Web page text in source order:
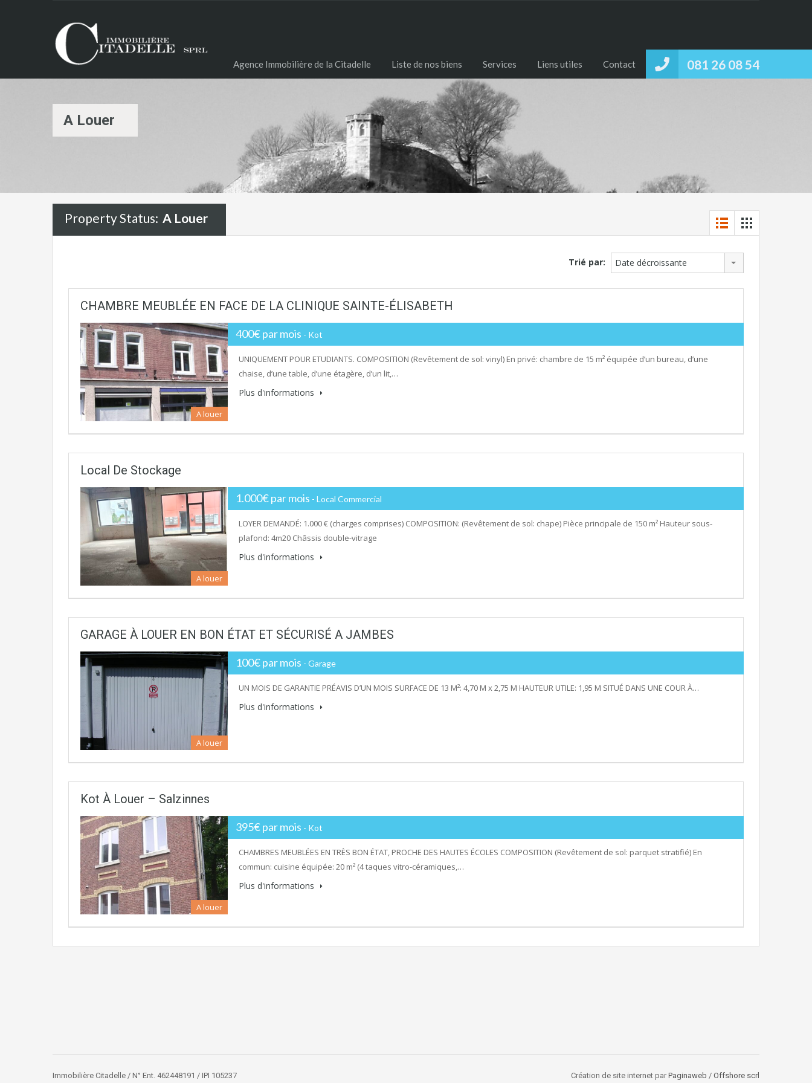
081 26 08 54
Agence Immobilière de la Citadelle Liste de nos biens Services Liens utiles Contact
A Louer
Property Status: A Louer
Trié par: Date décroissante
CHAMBRE MEUBLÉE EN FACE DE LA CLINIQUE SAINTE-ÉLISABETH
A louer
400€ par mois - Kot
UNIQUEMENT POUR ETUDIANTS. COMPOSITION (Revêtement de sol: vinyl) En privé: chambre de 15 m² équipée d’un bureau, d’une
chaise, d’une table, d’une étagère, d’un lit,…
Plus d'informations
Local De Stockage
A louer
1.000€ par mois - Local Commercial
LOYER DEMANDÉ: 1.000 € (charges comprises) COMPOSITION: (Revêtement de sol: chape) Pièce principale de 150 m² Hauteur sous-
plafond: 4m20 Châssis double-vitrage
Plus d'informations
GARAGE À LOUER EN BON ÉTAT ET SÉCURISÉ A JAMBES
A louer
100€ par mois - Garage
UN MOIS DE GARANTIE PRÉAVIS D’UN MOIS SURFACE DE 13 M²: 4,70 M x 2,75 M HAUTEUR UTILE: 1,95 M SITUÉ DANS UNE COUR À…
Plus d'informations
Kot À Louer – Salzinnes
A louer
395€ par mois - Kot
CHAMBRES MEUBLÉES EN TRÈS BON ÉTAT, PROCHE DES HAUTES ÉCOLES COMPOSITION (Revêtement de sol: parquet stratifié) En
commun: cuisine équipée: 20 m² (4 taques vitro-céramiques,…
Plus d'informations
Immobilière Citadelle / N° Ent. 462448191 / IPI 105237 Création de site internet par Paginaweb / Offshore scrl